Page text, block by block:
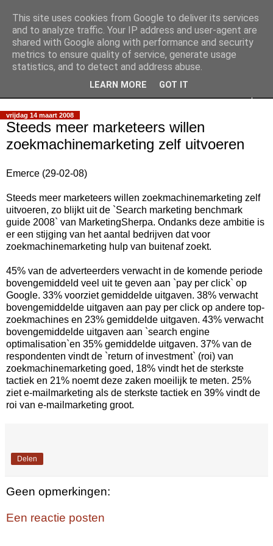
Slimpie Blog
Weblog van Walter Slimmens
vrijdag 14 maart 2008
Steeds meer marketeers willen
zoekmachinemarketing zelf uitvoeren
Emerce (29-02-08)
Steeds meer marketeers willen zoekmachinemarketing zelf
uitvoeren, zo blijkt uit de `Search marketing benchmark
guide 2008` van MarketingSherpa. Ondanks deze ambitie is
er een stijging van het aantal bedrijven dat voor
zoekmachinemarketing hulp van buitenaf zoekt.
45% van de adverteerders verwacht in de komende periode
bovengemiddeld veel uit te geven aan `pay per click` op
Google. 33% voorziet gemiddelde uitgaven. 38% verwacht
bovengemiddelde uitgaven aan pay per click op andere top-
zoekmachines en 23% gemiddelde uitgaven. 43% verwacht
bovengemiddelde uitgaven aan `search engine
optimalisation`en 35% gemiddelde uitgaven. 37% van de
respondenten vindt de `return of investment` (roi) van
zoekmachinemarketing goed, 18% vindt het de sterkste
tactiek en 21% noemt deze zaken moeilijk te meten. 25%
ziet e-mailmarketing als de sterkste tactiek en 39% vindt de
roi van e-mailmarketing groot.
Delen
Geen opmerkingen:
Een reactie posten
This site uses cookies from Google to deliver its services
and to analyze traffic. Your IP address and user-agent are
shared with Google along with performance and security
metrics to ensure quality of service, generate usage
statistics, and to detect and address abuse.
LEARN MORE GOT IT